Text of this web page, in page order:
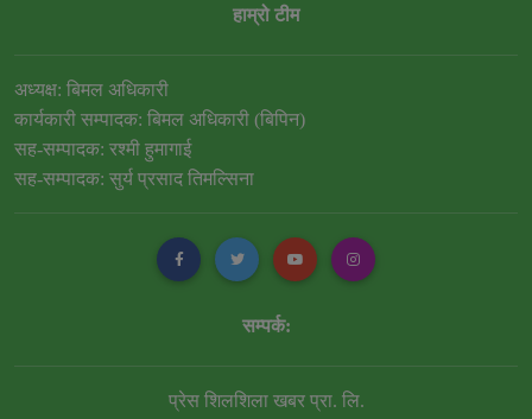
हाम्रो टीम
अध्यक्ष: बिमल अधिकारी
कार्यकारी सम्पादक: बिमल अधिकारी (बिपिन)
सह-सम्पादक: रश्मी हुमागाई
सह-सम्पादक: सुर्य प्रसाद तिमल्सिना
सम्पर्क:
प्रेस शिलशिला खबर प्रा. लि.